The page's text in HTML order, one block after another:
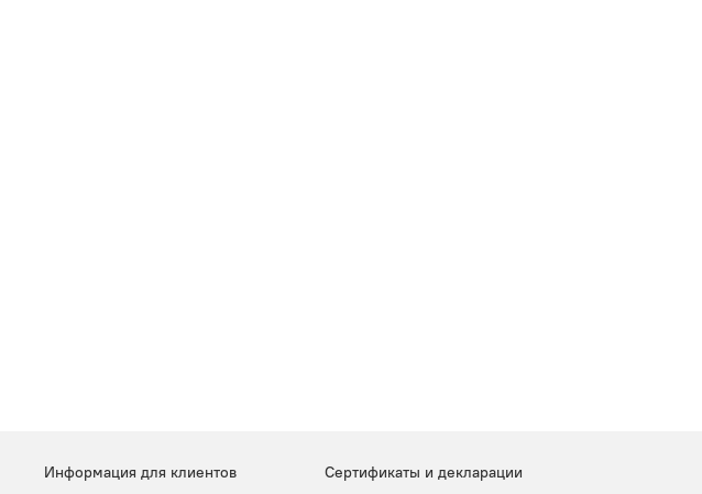
Информация для клиентов Сертификаты и декларации